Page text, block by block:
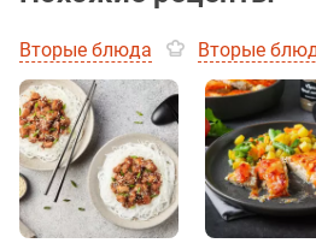
Вторые блюда Вторые